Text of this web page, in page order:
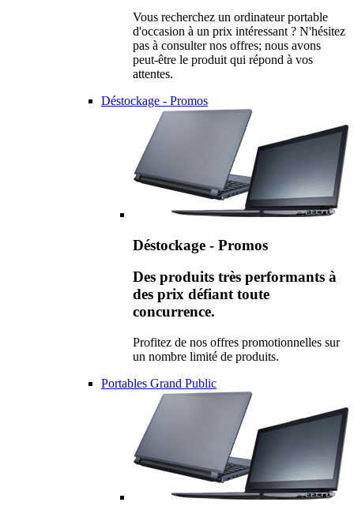
Vous recherchez un ordinateur portable
d'occasion à un prix intéressant ? N'hésitez
pas à consulter nos offres; nous avons
peut-être le produit qui répond à vos
attentes.
Déstockage - Promos
Déstockage - Promos
Des produits très performants à
des prix défiant toute
concurrence.
Profitez de nos offres promotionnelles sur
un nombre limité de produits.
Portables Grand Public